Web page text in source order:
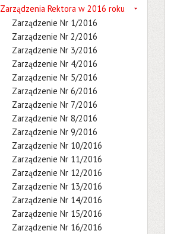
Zarządzenia Rektora w 2016 roku
Zarządzenie Nr 1/2016
Zarządzenie Nr 2/2016
Zarządzenie Nr 3/2016
Zarządzenie Nr 4/2016
Zarządzenie Nr 5/2016
Zarządzenie Nr 6/2016
Zarządzenie Nr 7/2016
Zarządzenie Nr 8/2016
Zarządzenie Nr 9/2016
Zarządzenie Nr 10/2016
Zarządzenie Nr 11/2016
Zarządzenie Nr 12/2016
Zarządzenie Nr 13/2016
Zarządzenie Nr 14/2016
Zarządzenie Nr 15/2016
Zarządzenie Nr 16/2016